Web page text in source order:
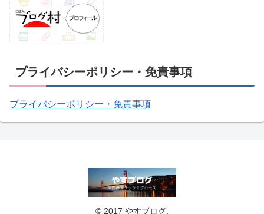
プライバシーポリシー・免責事項
プライバシーポリシー・免責事項
© 2017 やすブログ.